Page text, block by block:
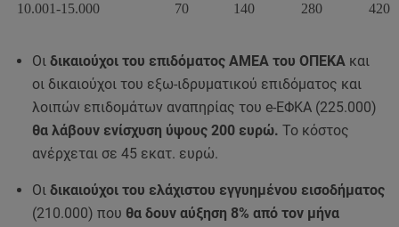
10.001-15.000 70 140 280 420
Οι δικαιούχοι του επιδόματος ΑΜΕΑ του ΟΠΕΚΑ και
οι δικαιούχοι του εξω-ιδρυματικού επιδόματος και
λοιπών επιδομάτων αναπηρίας του e-ΕΦΚΑ (225.000)
θα λάβουν ενίσχυση ύψους 200 ευρώ. Το κόστος
ανέρχεται σε 45 εκατ. ευρώ.
Οι δικαιούχοι του ελάχιστου εγγυημένου εισοδήματος
(210.000) που θα δουν αύξηση 8% από τον μήνα